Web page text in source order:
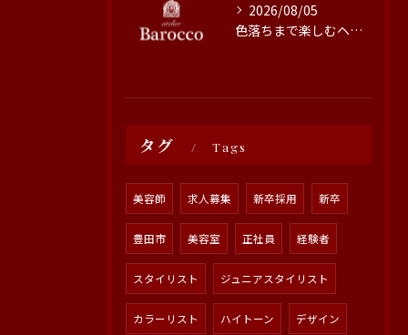
2026/08/05
色落ちまで楽しむヘアカラーの秘訣
タグ Tags
美容師 求人募集 新卒採用 新卒
豊田市 美容室 正社員 経験者
スタイリスト ジュニアスタイリスト
カラーリスト ハイトーン デザイン